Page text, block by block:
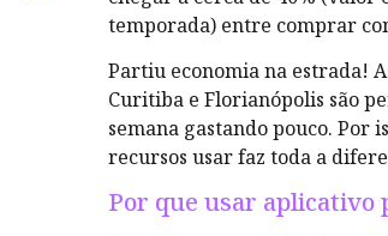
temporada) entre comprar
Partiu economia na estrada!
Curitiba e Florianópolis são
semana gastando pouco. Por
recursos usar faz toda a
Por que usar aplicativo